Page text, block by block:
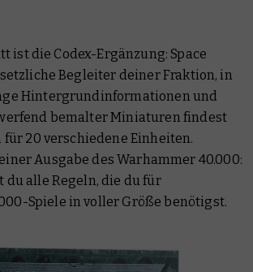
ist die Codex-Ergänzung: Space
Begleiter deiner Fraktion, in
Hintergrundinformationen und
bemalter Miniaturen findest
für 20 verschiedene Einheiten.
Ausgabe des Warhammer 40.000:
du alle Regeln, die du für
Spiele in voller Größe benötigst.